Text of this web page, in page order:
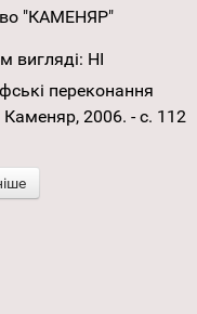
"КАМЕНЯР"
вигляді: НІ
переконання
Каменяр, 2006. - с. 112